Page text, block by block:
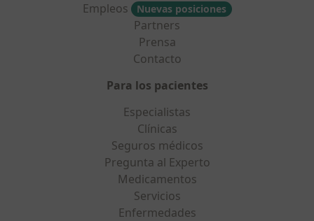
Empleos
Nuevas posiciones
Partners
Prensa
Contacto
Para los pacientes
Especialistas
Clínicas
Seguros médicos
Pregunta al Experto
Medicamentos
Servicios
Enfermedades